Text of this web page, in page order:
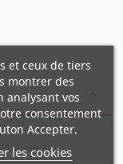
116 pages
et ceux de tiers
montrer des
analysant vos
consentement
Accepter.
les cookies